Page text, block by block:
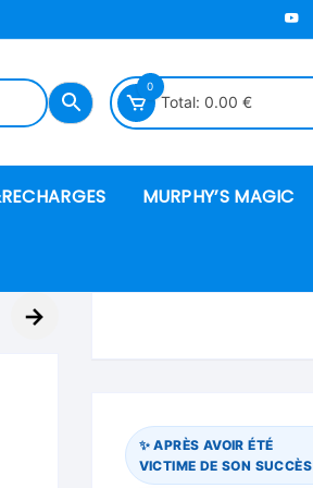
0
Total: 0.00 €
MURPHY’S MAGIC
→
✨ APRÈS AVOIR ÉTÉ
VICTIME DE SON SUCCÈS